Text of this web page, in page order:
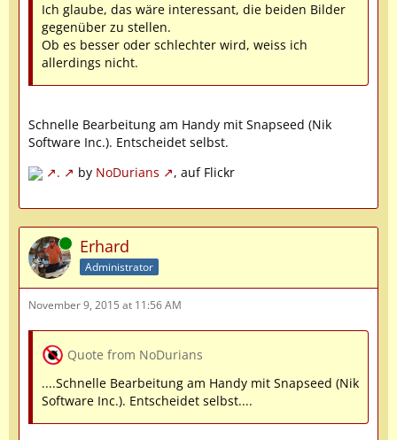
Ich glaube, das wäre interessant, die beiden Bilder
gegenüber zu stellen.
Ob es besser oder schlechter wird, weiss ich
allerdings nicht.
Schnelle Bearbeitung am Handy mit Snapseed (Nik
Software Inc.). Entscheidet selbst.
.
by NoDurians , auf Flickr
Online Erhard
Administrator
November 9, 2015 at 11:56 AM
Quote from NoDurians
....Schnelle Bearbeitung am Handy mit Snapseed (Nik
Software Inc.). Entscheidet selbst....